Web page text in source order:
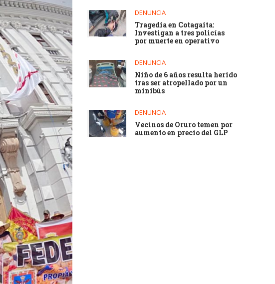
DENUNCIA
Tragedia en Cotagaita:
Investigan a tres policías
por muerte en operativo
DENUNCIA
Niño de 6 años resulta herido
tras ser atropellado por un
minibús
DENUNCIA
Vecinos de Oruro temen por
aumento en precio del GLP